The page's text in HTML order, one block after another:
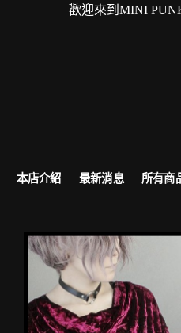
歡迎來到MINI PUNK LOLO
本店介紹 最新消息 所有商